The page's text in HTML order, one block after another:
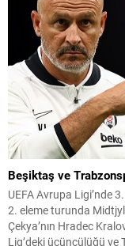
Beşiktaş ve
UEFA Avrupa Ligi’nde
2. eleme turunda
Çekya’nın Hradec
Lig’deki üçüncülüğü ve